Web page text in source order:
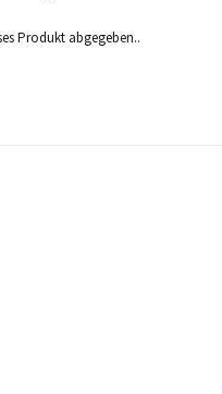
Produkt abgegeben..